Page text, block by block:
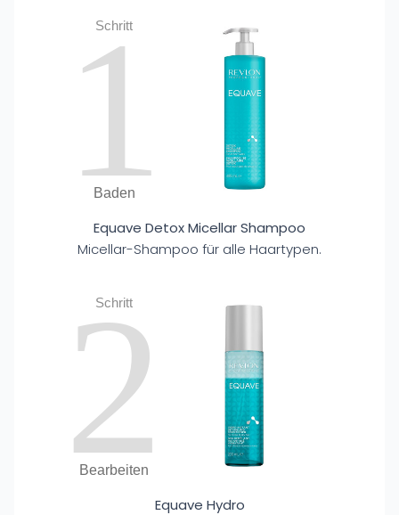
Schritt
1
Baden
Equave Detox Micellar Shampoo
Micellar-Shampoo für alle Haartypen.
Schritt
2
Bearbeiten
Equave Hydro